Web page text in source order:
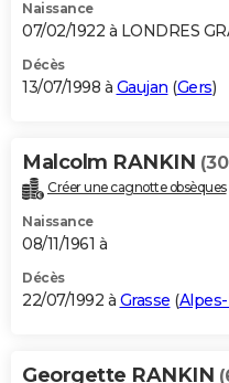
Naissance
07/02/1922 à LONDRES
Décès
13/07/1998 à Gaujan (Gers)
Malcolm RANKIN
Créer une cagnotte obsèques
Naissance
08/11/1961 à
Décès
22/07/1992 à Grasse (
Georgette RANKIN